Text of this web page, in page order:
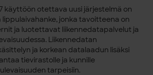
käyttöön otettava uusi järjestelmä on
jonka tavoitteena on
ja luotettavat liikennedatapalvelut ja
Liikennedatan
ja korkean datalaadun lisäksi
tievirastolle ja kunnille
tarpeisiin.